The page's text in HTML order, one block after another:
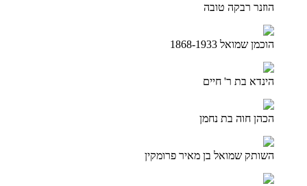
הוזנר רבקה טובה
הוכמן שמואל 1868-1933
הינדא בת ר' חיים
הכהן חוה בת נחמן
השותק שמואל בן מאיר פרומקין